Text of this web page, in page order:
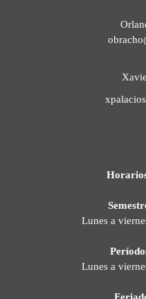
Lunes a
Lunes a